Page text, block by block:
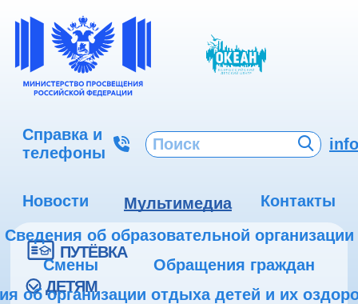
Справка и
телефоны
Новости Мультимедиа
Контакты
Сведения об образовательной организации
Смены
Обращения граждан
об организации отдыха детей и их
ПУТЁВКА
ДЕТЯМ